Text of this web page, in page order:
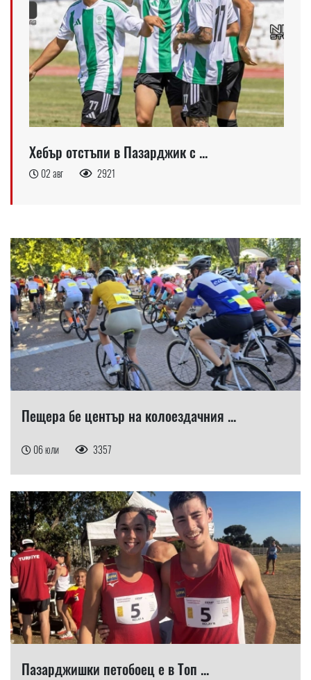
Хебър отстъпи в Пазарджик с ...
02 авг 2921
Пещера бе център на колоездачния ...
06 юли 3357
Пазарджишки петобоец е в Топ ...